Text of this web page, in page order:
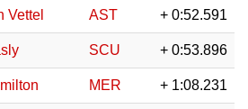
Vettel AST + 0:52.591
SCU + 0:53.896
MER + 1:08.231